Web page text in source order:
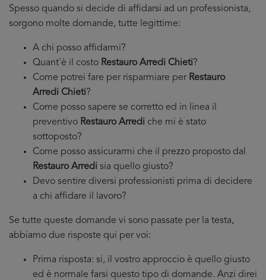
Spesso quando si decide di affidarsi ad un professionista,
sorgono molte domande, tutte legittime:
A chi posso affidarmi?
Quant'è il costo Restauro Arredi Chieti?
Come potrei fare per risparmiare per Restauro
Arredi Chieti?
Come posso sapere se corretto ed in linea il
preventivo Restauro Arredi che mi è stato
sottoposto?
Come posso assicurarmi che il prezzo proposto dal
Restauro Arredi sia quello giusto?
Devo sentire diversi professionisti prima di decidere
a chi affidare il lavoro?
Se tutte queste domande vi sono passate per la testa,
abbiamo due risposte qui per voi:
Prima risposta: si, il vostro approccio è quello giusto
ed è normale farsi questo tipo di domande. Anzi direi